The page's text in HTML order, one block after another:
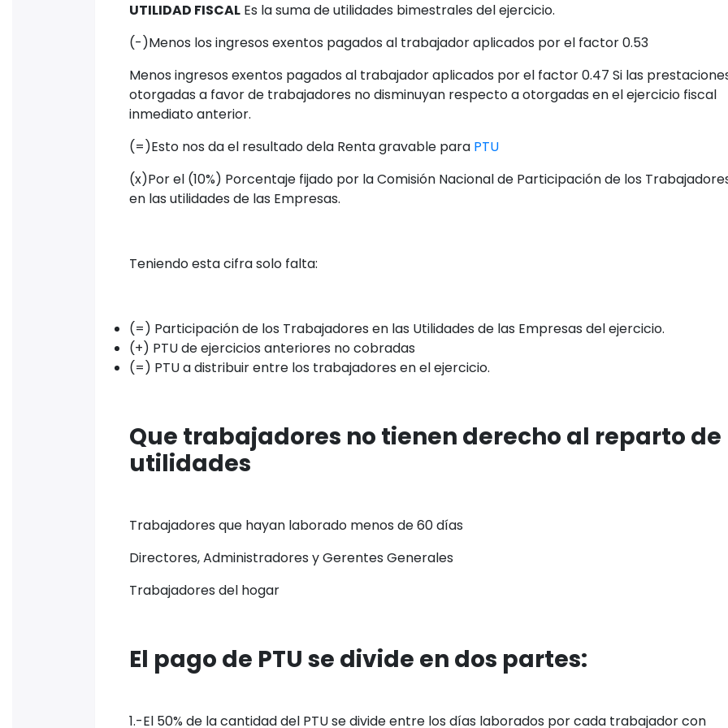
UTILIDAD FISCAL Es la suma de utilidades bimestrales del ejercicio.
(-)Menos los ingresos exentos pagados al trabajador aplicados por el factor 0.53
Menos ingresos exentos pagados al trabajador aplicados por el factor 0.47 Si las
otorgadas a favor de trabajadores no disminuyan respecto a otorgadas en el ejercicio fiscal
inmediato anterior.
(=)Esto nos da el resultado dela Renta gravable para PTU
(x)Por el (10%) Porcentaje fijado por la Comisión Nacional de Participación de los
en las utilidades de las Empresas.
Teniendo esta cifra solo falta:
(=) Participación de los Trabajadores en las Utilidades de las Empresas del ejercicio.
(+) PTU de ejercicios anteriores no cobradas
(=) PTU a distribuir entre los trabajadores en el ejercicio.
Que trabajadores no tienen derecho al reparto de
utilidades
Trabajadores que hayan laborado menos de 60 días
Directores, Administradores y Gerentes Generales
Trabajadores del hogar
El pago de PTU se divide en dos partes:
1.-El 50% de la cantidad del PTU se divide entre los días laborados por cada trabajador con